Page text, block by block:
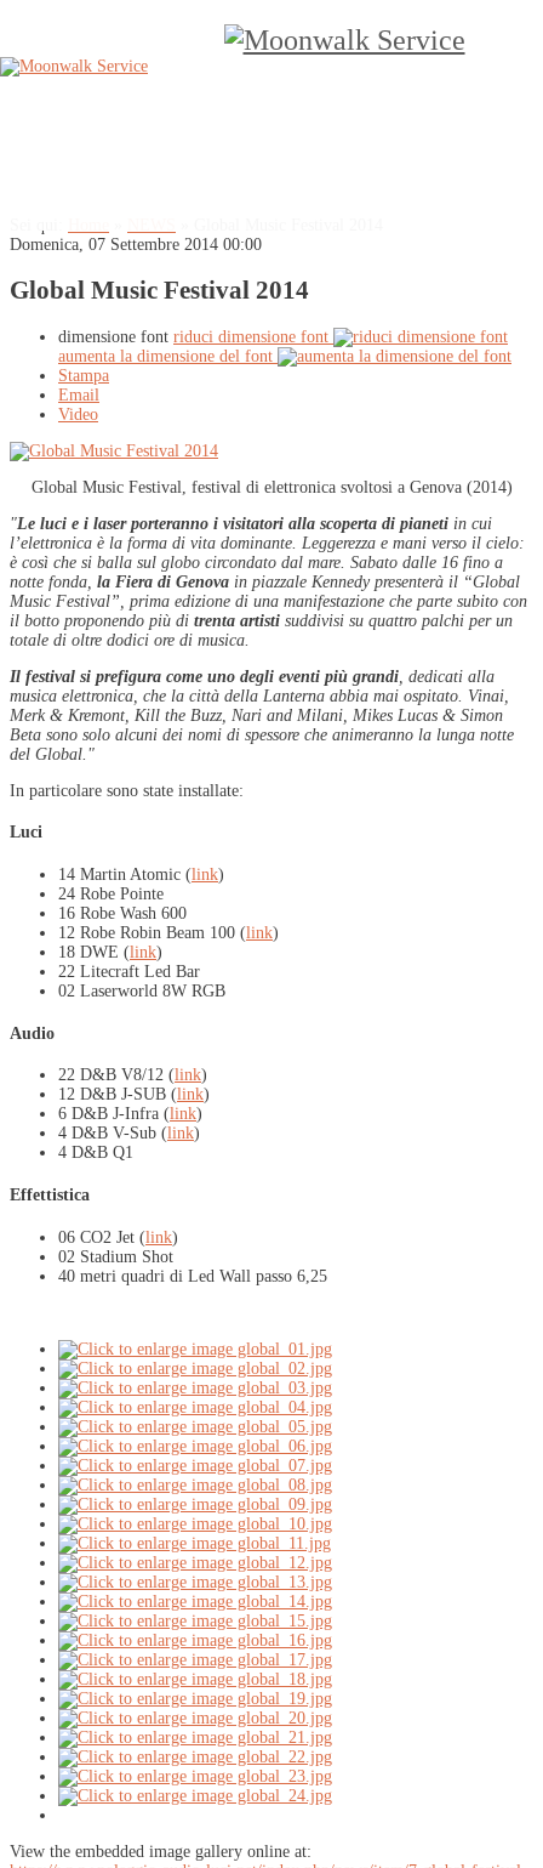
Domenica, 07 Settembre 2014 00:00
Global Music Festival 2014
dimensione font riduci dimensione font
aumenta la dimensione del font
Stampa
Email
Video
Global Music Festival, festival di elettronica svoltosi a Genova (2014)
"Le luci e i laser porteranno i visitatori alla scoperta di pianeti in cui
l’elettronica è la forma di vita dominante. Leggerezza e mani verso il cielo:
è così che si balla sul globo circondato dal mare. Sabato dalle 16 fino a
notte fonda, la Fiera di Genova in piazzale Kennedy presenterà il “Global
Music Festival”, prima edizione di una manifestazione che parte subito con
il botto proponendo più di trenta artisti suddivisi su quattro palchi per un
totale di oltre dodici ore di musica.
Il festival si prefigura come uno degli eventi più grandi , dedicati alla
musica elettronica, che la città della Lanterna abbia mai ospitato. Vinai,
Merk & Kremont, Kill the Buzz, Nari and Milani, Mikes Lucas & Simon
Beta sono solo alcuni dei nomi di spessore che animeranno la lunga notte
del Global."
In particolare sono state installate:
Luci
14 Martin Atomic (link)
24 Robe Pointe
16 Robe Wash 600
12 Robe Robin Beam 100 (link)
18 DWE (link)
22 Litecraft Led Bar
02 Laserworld 8W RGB
Audio
22 D&B V8/12 (link)
12 D&B J-SUB (link)
6 D&B J-Infra (link)
4 D&B V-Sub (link)
4 D&B Q1
Effettistica
06 CO2 Jet (link)
02 Stadium Shot
40 metri quadri di Led Wall passo 6,25
View the embedded image gallery online at: